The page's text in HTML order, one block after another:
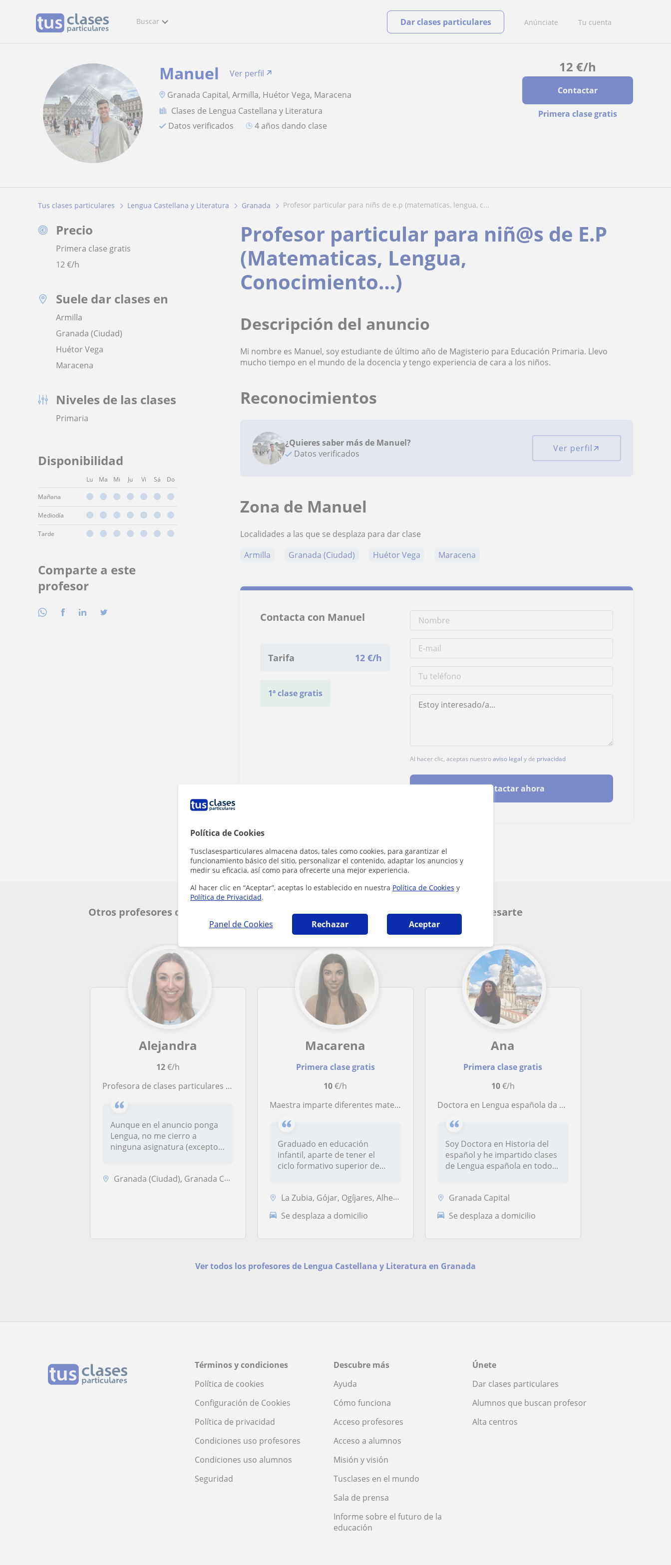
Política de Cookies
Tusclasesparticulares almacena datos, tales como cookies, para garantizar el
funcionamiento básico del sitio, personalizar el contenido, adaptar los anuncios y
medir su eficacia, así como para ofrecerte una mejor experiencia.
Al hacer clic en “Aceptar”, aceptas lo establecido en nuestra Política de Cookies y
Política de Privacidad.
Panel de Cookies Rechazar Aceptar
Buscar Anúnciate Tu cuenta
Dar clases particulares
12 €/h
Contactar
Primera clase gratis
Manuel
Ver perfil
Granada Capital, Armilla, Huétor Vega, Maracena
Clases de Lengua Castellana y Literatura
Datos verificados
4 años dando clase
Tus clases particulares Lengua Castellana y Literatura Granada profesor particular para niñs de e.p (matematicas, lengua, c...
Precio
Primera clase gratis
12€/h
Suele dar clases en
Armilla
Granada (Ciudad)
Huétor Vega
Maracena
Niveles de las clases
Primaria
Disponibilidad
Lu Ma Mi Ju Vi Sá Do
Mañana
Mediodía
Tarde
Comparte a este
profesor
Profesor particular para niñ@s de E.P
(Matematicas, Lengua,
Conocimiento…)
Descripción del anuncio
Mi nombre es Manuel, soy estudiante de último año de Magisterio para Educación Primaria. Llevo
mucho tiempo en el mundo de la docencia y tengo experiencia de cara a los niños.
Reconocimientos
¿Quieres saber más de Manuel?
Datos verificados
Ver perfil
Zona de Manuel
Localidades a las que se desplaza para dar clase
Armilla
Granada (Ciudad) Huétor Vega Maracena
Contacta con Manuel
Tarifa 12 €/h
1ª clase gratis
Al hacer clic, aceptas nuestroaviso legal y de privacidad
Contactar ahora
Otros profesores de Lengua Castellana y Literatura en Granada que pueden interesarte
Alejandra
12€/h
Profesora de clases particulares para alumnos de cualquier edad requerida
Aunque en el anuncio ponga
Lengua, no me cierro a
ninguna asignatura (excepto
Granada (Ciudad), Granada Capital
Macarena
Primera clase gratis
10€/h
Maestra imparte diferentes materias a niños de 4 a 13 años
Graduado en educación
infantil, aparte de tener el
ciclo formativo superior de
La Zubia, Gójar, Ogíjares, Alhendín, Armilla
Se desplaza a domicilio
Ana
Primera clase gratis
10€/h
Doctora en Lengua española da clases de todos los niveles (primaria-oposiciones)
Soy Doctora en Historia del
español y he impartido clases
de Lengua española en todo...
Granada Capital
Se desplaza a domicilio
Ver todos los profesores de Lengua Castellana y Literatura en Granada
Términos y condiciones
Política de cookies
Configuración de Cookies
Política de privacidad
Condiciones uso profesores
Condiciones uso alumnos
Seguridad
Descubre más
Ayuda
Cómo funciona
Acceso profesores
Acceso a alumnos
Misión y visión
Tusclases en el mundo
Sala de prensa
Informe sobre el futuro de la
educación
Únete
Dar clases particulares
Alumnos que buscan profesor
Alta centros